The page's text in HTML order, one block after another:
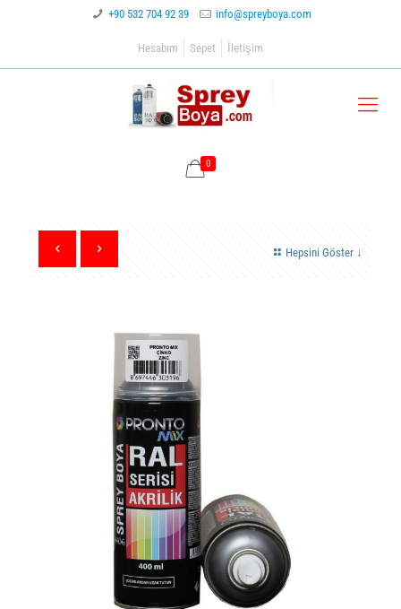
+90 532 704 92 39 info@spreyboya.com
Hesabım Sepet İletişim
0
Hepsini Göster ↓